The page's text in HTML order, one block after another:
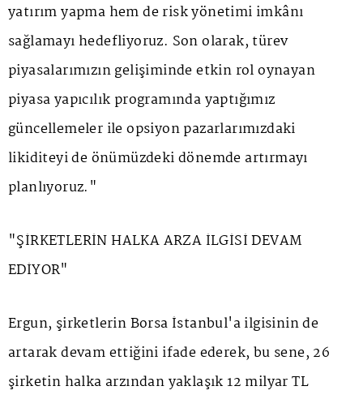
yatırım yapma hem de risk yönetimi imkânı
sağlamayı hedefliyoruz. Son olarak, türev
piyasalarımızın gelişiminde etkin rol oynayan
piyasa yapıcılık programında yaptığımız
güncellemeler ile opsiyon pazarlarımızdaki
likiditeyi de önümüzdeki dönemde artırmayı
planlıyoruz."
"ŞİRKETLERİN HALKA ARZA İLGİSİ DEVAM
EDİYOR"
Ergun, şirketlerin Borsa İstanbul'a ilgisinin de
artarak devam ettiğini ifade ederek, bu sene, 26
şirketin halka arzından yaklaşık 12 milyar TL